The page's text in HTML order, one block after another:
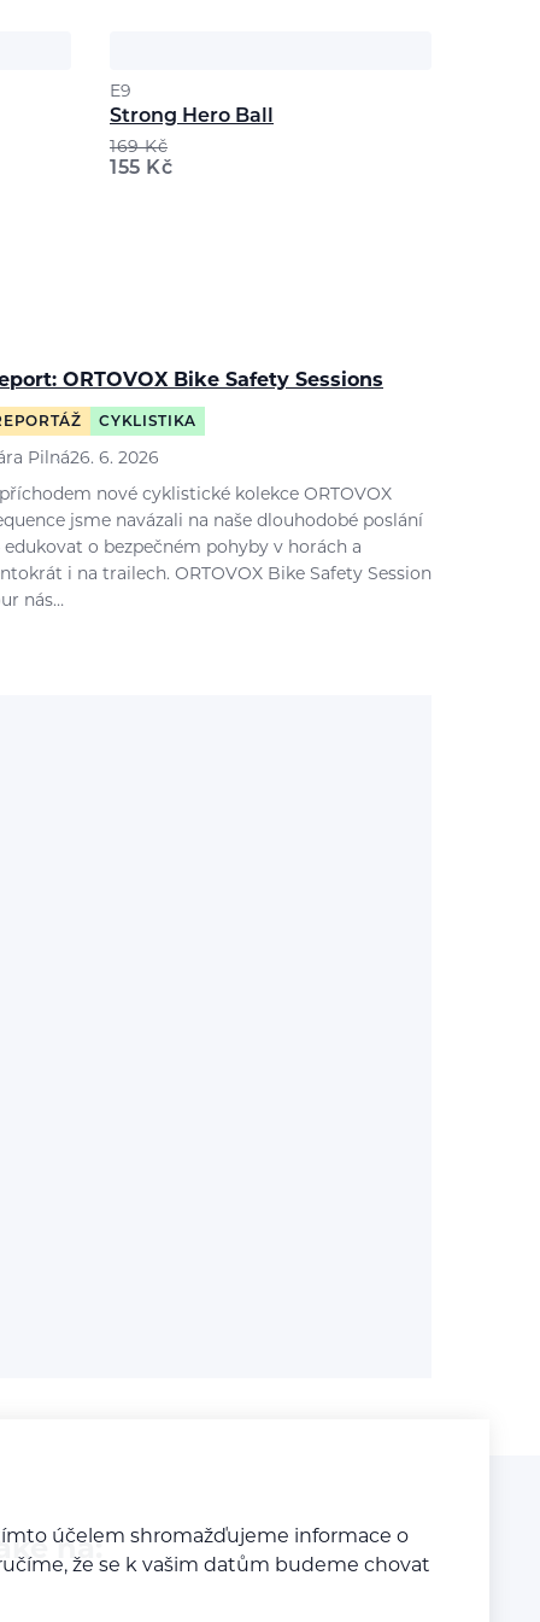
E9
Strong Hero Ball
169Kč
155 Kč
ORTOVOX Bike Safety Sessions
CYKLISTIKA
Pilná26. 6. 2026
nové cyklistické kolekce ORTOVOX
jsme navázali na naše dlouhodobé poslání
o bezpečném pohyby v horách a
i na trailech. ORTOVOX Bike Safety Session
nás…
na:
účelem shromažďujeme informace o
že se k vašim datům budeme chovat